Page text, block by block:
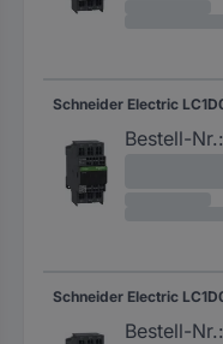
Bestell-Nr.:
Bestell-Nr.: